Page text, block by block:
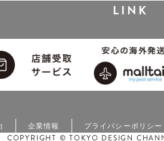
LINK
企業情報 プライバシーポリシー
COPYRIGHT © TOKYO DESIGN